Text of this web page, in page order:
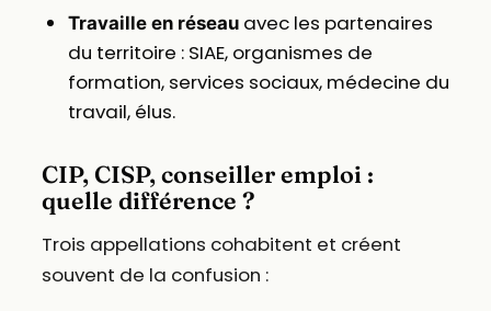
Travaille en réseauavec les partenaires
du territoire : SIAE, organismes de
formation, services sociaux, médecine du
travail, élus.
CIP, CISP, conseiller emploi :
quelle différence ?
Trois appellations cohabitent et créent
souvent de la confusion :